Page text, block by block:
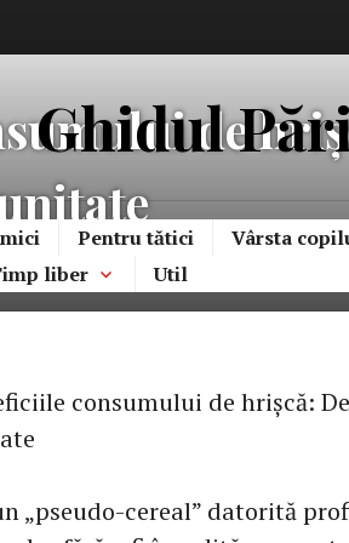
Ghidul
Pentru tătici Vârsta
liber Util
de
consumului de hrișcă:
„pseudo-cereal” datorită